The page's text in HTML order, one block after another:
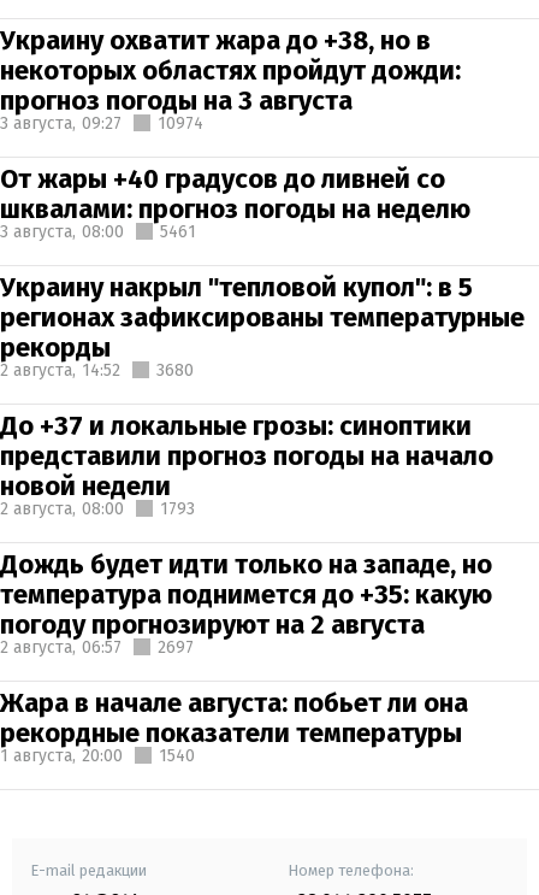
Украину охватит жара до +38, но в
некоторых областях пройдут дожди:
прогноз погоды на 3 августа
3 августа, 09:27 10974
От жары +40 градусов до ливней со
шквалами: прогноз погоды на неделю
3 августа, 08:00 5461
Украину накрыл "тепловой купол": в 5
регионах зафиксированы температурные
рекорды
2 августа, 14:52 3680
До +37 и локальные грозы: синоптики
представили прогноз погоды на начало
новой недели
2 августа, 08:00 1793
Дождь будет идти только на западе, но
температура поднимется до +35: какую
погоду прогнозируют на 2 августа
2 августа, 06:57 2697
Жара в начале августа: побьет ли она
рекордные показатели температуры
1 августа, 20:00 1540
E-mail редакции Номер телефона: